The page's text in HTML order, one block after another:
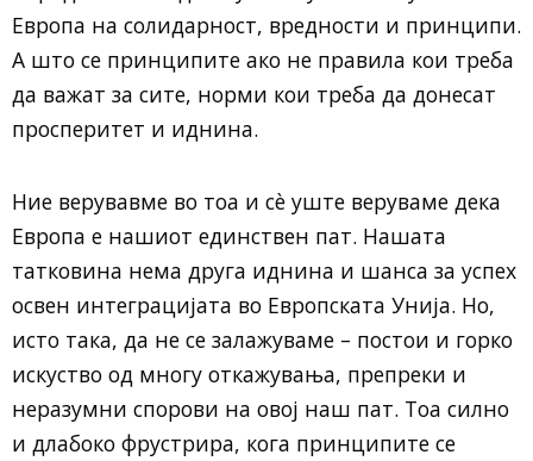
Европа на солидарност, вредности и принципи.
А што се принципите ако не правила кои треба
да важат за сите, норми кои треба да донесат
просперитет и иднина.
Ние верувавме во тоа и сè уште веруваме дека
Европа е нашиот единствен пат. Нашата
татковина нема друга иднина и шанса за успех
освен интеграцијата во Европската Унија. Но,
исто така, да не се залажуваме – постои и горко
искуство од многу откажувања, препреки и
неразумни спорови на овој наш пат. Тоа силно
и длабоко фрустрира, кога принципите се